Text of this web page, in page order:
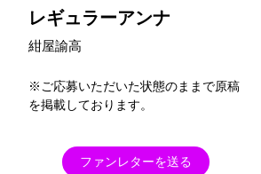
レギュラーアンナ
紺屋諭高
※ご応募いただいた状態のままで原稿
を掲載しております。
ファンレターを送る